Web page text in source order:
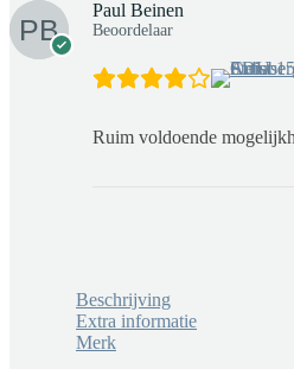
Paul Beinen
Beoordelaar
Ruim voldoende
Beschrijving
Extra informatie
Merk